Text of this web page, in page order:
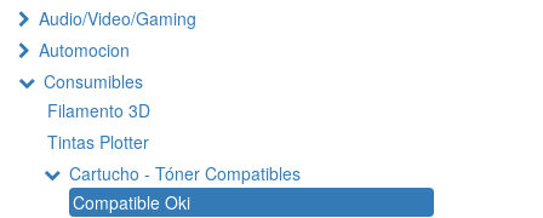
Audio/Video/Gaming
Automocion
Consumibles
Filamento 3D
Tintas Plotter
Cartucho - Tóner Compatibles
Compatible Oki